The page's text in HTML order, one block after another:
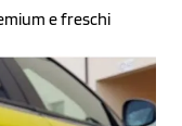
e freschi